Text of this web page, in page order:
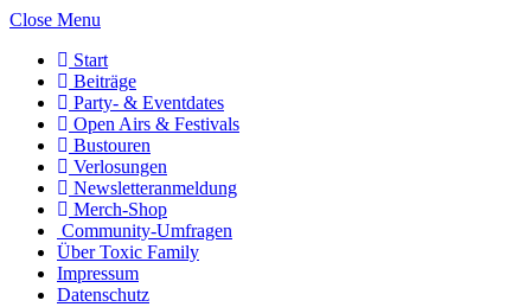
Close Menu
Start
Beiträge
Party- & Eventdates
Open Airs & Festivals
Bustouren
Verlosungen
Newsletteranmeldung
Merch-Shop
Community-Umfragen
Über Toxic Family
Impressum
Datenschutz